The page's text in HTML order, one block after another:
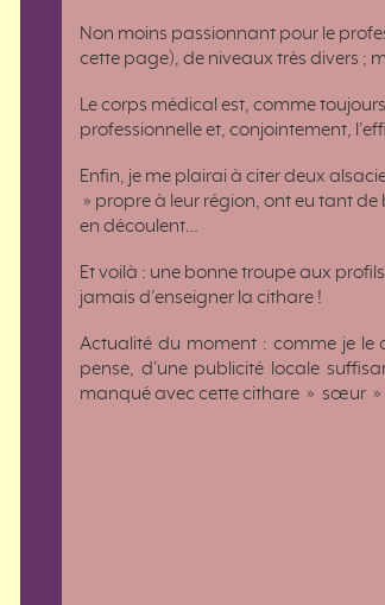
Non moins passionnant pour le
cette page), de niveaux très divers ;
Le corps médical est, comme
professionnelle et, conjointement,
Enfin, je me plairai à citer deux
» propre à leur région, ont eu tant
en découlent…
Et voilà : une bonne troupe aux
jamais d’enseigner la cithare !
Actualité du moment : comme je le
pense, d’une publicité locale
manqué avec cette cithare » sœur »